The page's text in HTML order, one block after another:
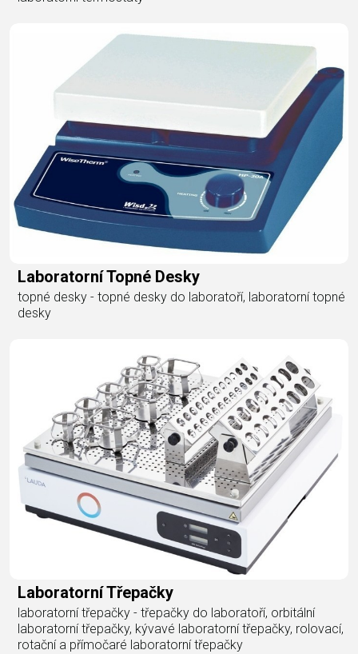
Laboratorní Topné Desky
topné desky - topné desky do laboratoří, laboratorní topné
desky
Laboratorní Třepačky
laboratorní třepačky - třepačky do laboratoří, orbitální
laboratorní třepačky, kývavé laboratorní třepačky, rolovací,
rotační a přímočaré laboratorní třepačky